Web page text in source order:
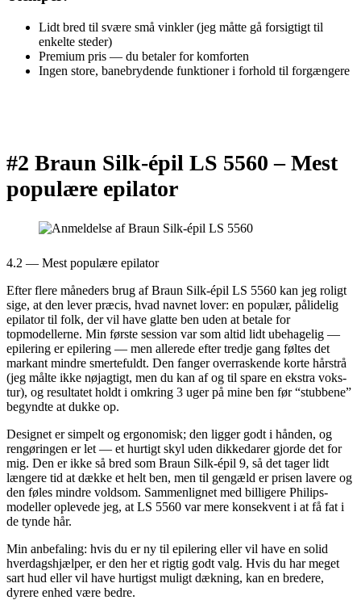
Lidt bred til svære små vinkler (jeg måtte gå forsigtigt til
enkelte steder)
Premium pris — du betaler for komforten
Ingen store, banebrydende funktioner i forhold til forgængere
#2 Braun Silk-épil LS 5560 –Mest
populære epilator
4.2 — Mest populære epilator
Efter flere måneders brug af Braun Silk-épil LS 5560 kan jeg roligt
sige, at den lever præcis, hvad navnet lover: en populær, pålidelig
epilator til folk, der vil have glatte ben uden at betale for
topmodellerne. Min første session var som altid lidt ubehagelig —
epilering er epilering — men allerede efter tredje gang føltes det
markant mindre smertefuldt. Den fanger overraskende korte hårstrå
(jeg målte ikke nøjagtigt, men du kan af og til spare en ekstra voks-
tur), og resultatet holdt i omkring 3 uger på mine ben før “stubbene”
begyndte at dukke op.
Designet er simpelt og ergonomisk; den ligger godt i hånden, og
rengøringen er let — et hurtigt skyl uden dikkedarer gjorde det for
mig. Den er ikke så bred som Braun Silk-épil 9, så det tager lidt
længere tid at dække et helt ben, men til gengæld er prisen lavere og
den føles mindre voldsom. Sammenlignet med billigere Philips-
modeller oplevede jeg, at LS 5560 var mere konsekvent i at få fat i
de tynde hår.
Min anbefaling: hvis du er ny til epilering eller vil have en solid
hverdagshjælper, er den her et rigtig godt valg. Hvis du har meget
sart hud eller vil have hurtigst muligt dækning, kan en bredere,
dyrere enhed være bedre.